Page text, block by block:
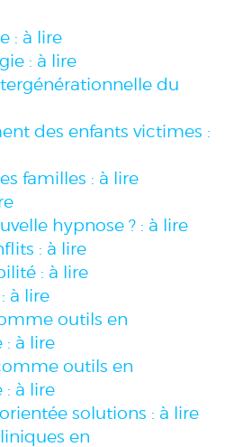
: à lire
: à lire
du
des enfants victimes :
familles : à lire
hypnose ? : à lire
: à lire
: à lire
à lire
outils en
à lire
outils en
à lire
solutions : à lire
en